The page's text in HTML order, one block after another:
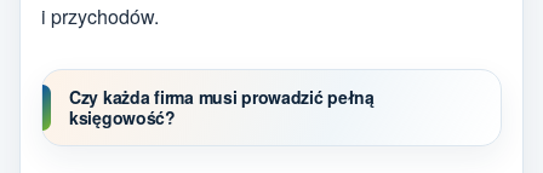
i przychodów.
Czy każda firma musi prowadzić pełną
księgowość?